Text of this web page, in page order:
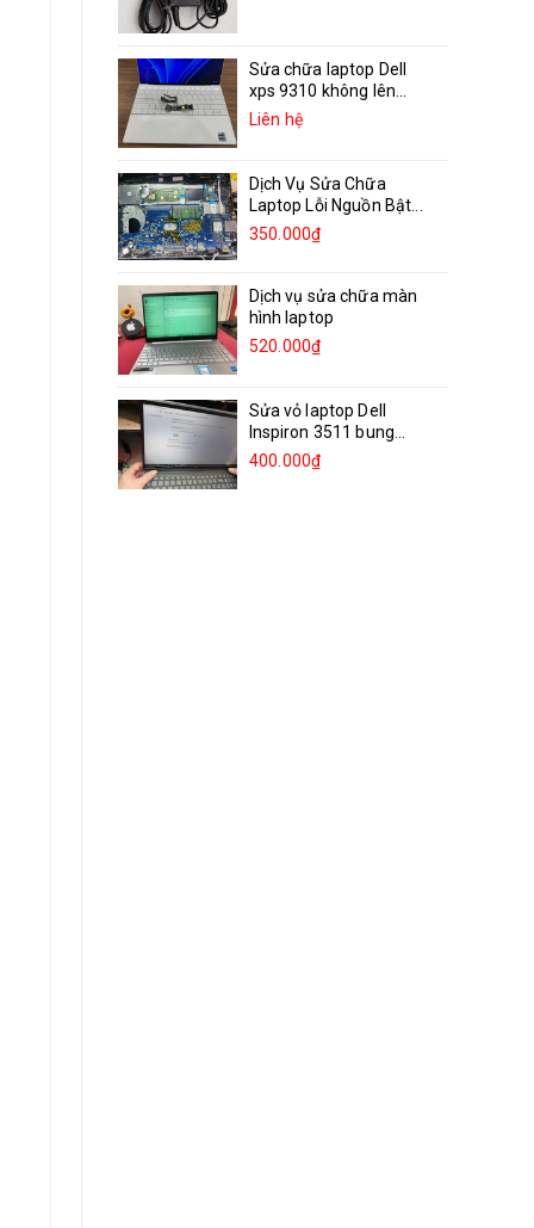
Sửa chữa laptop Dell
xps 9310 không lên...
Liên hệ
Dịch Vụ Sửa Chữa
Laptop Lỗi Nguồn Bật...
350.000₫
Dịch vụ sửa chữa màn
hình laptop
520.000₫
Sửa vỏ laptop Dell
Inspiron 3511 bung
bản...
400.000₫